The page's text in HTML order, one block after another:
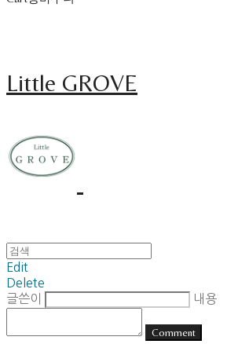
Little GROVE
Edit
Delete
글쓴이
내용
Comment